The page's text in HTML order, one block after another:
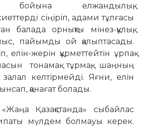
бойына елжандылық,
сіңіріп, адами тұлғасы
балада орнықты мінез-құлық,
пайымды ой қалыптасады.
елін-жерін құрметтейтін ұрпақ
тонамақ тұрмақ, шаңның
келтірмейді. Яғни, елін
қанағат болады.
Қазақстанда» сыбайлас
мүлдем болмауы керек.